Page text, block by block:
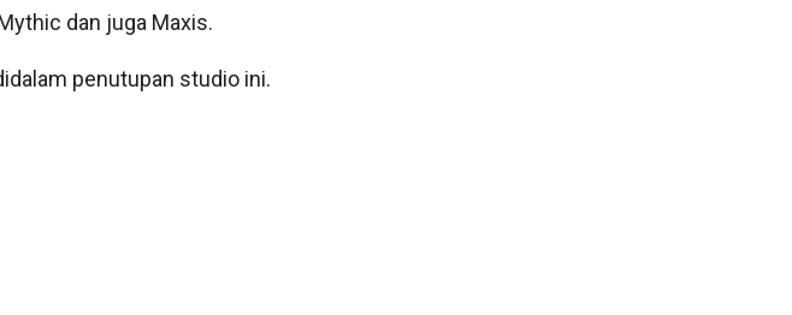
dan juga Maxis.
penutupan studio ini.